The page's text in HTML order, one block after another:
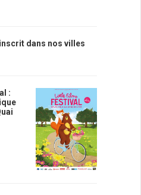
dans nos villes
: